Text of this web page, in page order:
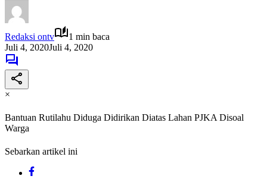
Redaksi ontv
1 min baca
Juli 4, 2020Juli 4, 2020
×
Bantuan Rutilahu Diduga Didirikan Diatas Lahan PJKA Disoal
Warga
Sebarkan artikel ini